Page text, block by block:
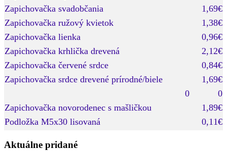
Zapichovačka svadobčania
1,69€
Zapichovačka ružový kvietok
1,38€
Zapichovačka lienka
0,96€
Zapichovačka krhlička drevená
2,12€
Zapichovačka červené srdce
0,84€
Zapichovačka srdce drevené prírodné/biele
1,69€
0
0
Zapichovačka novorodenec s mašličkou
1,89€
Podložka M5x30 lisovaná
0,11€
Aktuálne pridané